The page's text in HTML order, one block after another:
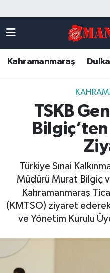
Kahramanmaraş
TSKB
Bilgiç’ten
Türkiye Sınai
Müdürü Murat Bilgiç
Kahramanmaraş
(KMTSO) ziyaret
ve Yönetim Kurulu
DULKADİROĞLU
KAHRAMANMARAŞ
ONİKİŞUBAT
Künye
Kahramanmaraş
Kahramanmaraş
Kahramanmaraş
Süper Lig Puan
Tüm Manşetler
Son Dakika Haberleri
Haber Arşivi